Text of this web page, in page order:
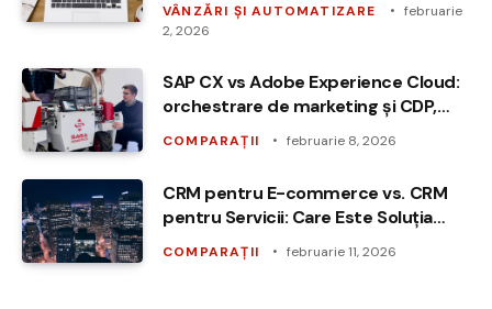
VÂNZĂRI ȘI AUTOMATIZARE
februarie
2, 2026
SAP CX vs Adobe Experience Cloud:
orchestrare de marketing și CDP,
cap‑la‑cap
COMPARAȚII februarie 8, 2026
CRM pentru E-commerce vs. CRM
pentru Servicii: Care Este Soluția
COMPARAȚII februarie 11, 2026